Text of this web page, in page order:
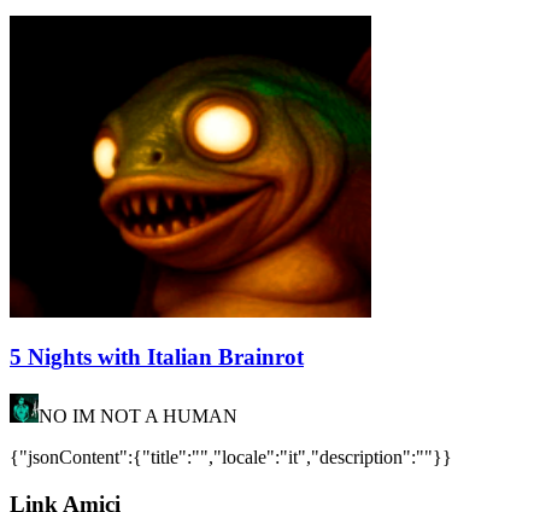
5 Nights with Italian Brainrot
NO IM NOT A HUMAN
{"jsonContent":{"title":"","locale":"it","description":""}}
Link Amici